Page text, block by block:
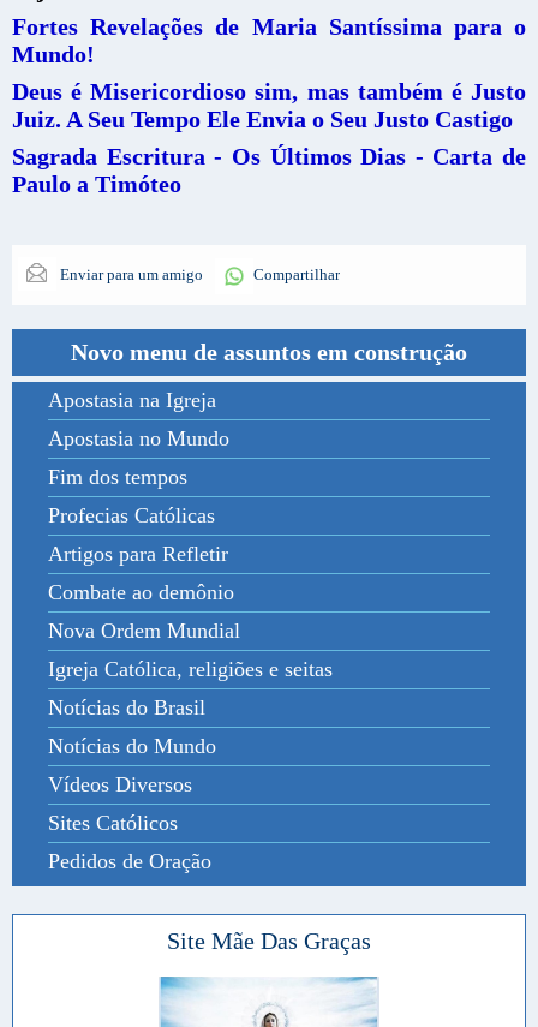
Fortes Revelações de Maria Santíssima para o
Mundo!
Deus é Misericordioso sim, mas também é Justo
Juiz. A Seu Tempo Ele Envia o Seu Justo Castigo
Sagrada Escritura - Os Últimos Dias - Carta de
Paulo a Timóteo
Enviar para um amigo Compartilhar
Novo menu de assuntos em construção
Apostasia na Igreja
Apostasia no Mundo
Fim dos tempos
Profecias Católicas
Artigos para Refletir
Combate ao demônio
Nova Ordem Mundial
Igreja Católica, religiões e seitas
Notícias do Brasil
Notícias do Mundo
Vídeos Diversos
Sites Católicos
Pedidos de Oração
Site Mãe Das Graças